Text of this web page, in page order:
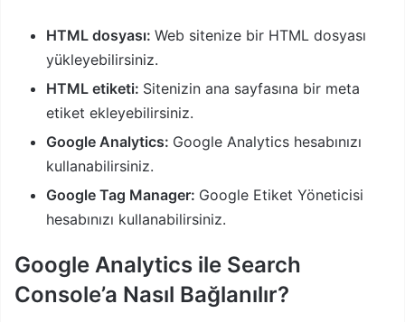
HTML dosyası: Web sitenize bir HTML dosyası
yükleyebilirsiniz.
HTML etiketi: Sitenizin ana sayfasına bir meta
etiket ekleyebilirsiniz.
Google Analytics: Google Analytics hesabınızı
kullanabilirsiniz.
Google Tag Manager: Google Etiket Yöneticisi
hesabınızı kullanabilirsiniz.
Google Analytics ile Search
Console’a Nasıl Bağlanılır?